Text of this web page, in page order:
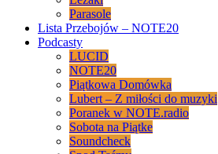
Parasole
Lista Przebojów – NOTE20
Podcasty
LUCID
NOTE20
Piątkowa Domówka
Lubert – Z miłości do muzyki
Poranek w NOTE.radio
Sobota na Piątke
Soundcheck